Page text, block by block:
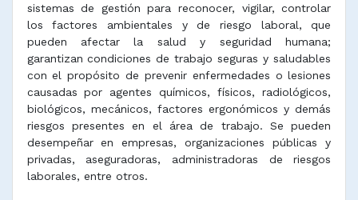
sistemas de gestión para reconocer, vigilar, controlar
los factores ambientales y de riesgo laboral, que
pueden afectar la salud y seguridad humana;
garantizan condiciones de trabajo seguras y saludables
con el propósito de prevenir enfermedades o lesiones
causadas por agentes químicos, físicos, radiológicos,
biológicos, mecánicos, factores ergonómicos y demás
riesgos presentes en el área de trabajo. Se pueden
desempeñar en empresas, organizaciones públicas y
privadas, aseguradoras, administradoras de riesgos
laborales, entre otros.